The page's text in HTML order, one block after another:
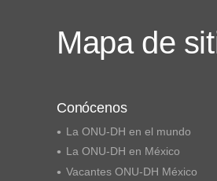
Mapa de
Conócenos
La ONU-DH en el mundo
La ONU-DH en México
Vacantes ONU-DH México